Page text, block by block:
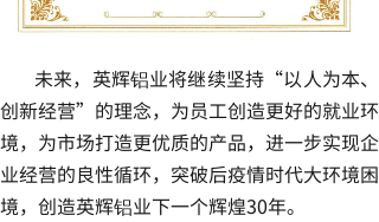
未来，英辉铝业将继续坚持“以人为本、
创新经营”的理念，为员工创造更好的就业环
境，为市场打造更优质的产品，进一步实现企
业经营的良性循环，突破后疫情时代大环境困
境，创造英辉铝业下一个辉煌30年。